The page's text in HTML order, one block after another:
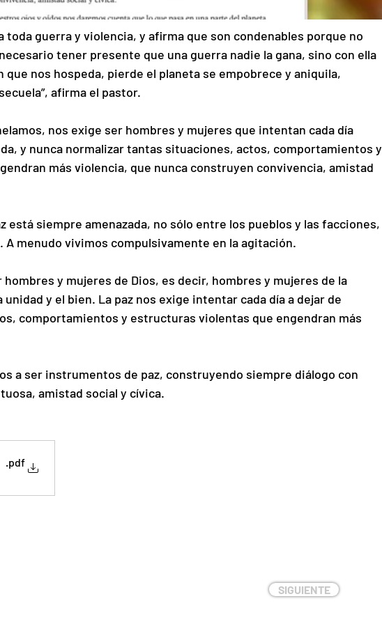
toda guerra y violencia, y afirma que son condenables porque no
tener presente que una guerra nadie la gana, sino con ella
que nos hospeda, pierde el planeta se empobrece y aniquila,
afirma el pastor.
nos exige ser hombres y mujeres que intentan cada día
y nunca normalizar tantas situaciones, actos, comportamientos y
más violencia, que nunca construyen convivencia, amistad
está siempre amenazada, no sólo entre los pueblos y las facciones,
menudo vivimos compulsivamente en la agitación.
y mujeres de Dios, es decir, hombres y mujeres de la
y el bien. La paz nos exige intentar cada día a dejar de
comportamientos y estructuras violentas que engendran más
a ser instrumentos de paz, construyendo siempre diálogo con
amistad social y cívica.
Paz
.pdf
SIGUIENTE